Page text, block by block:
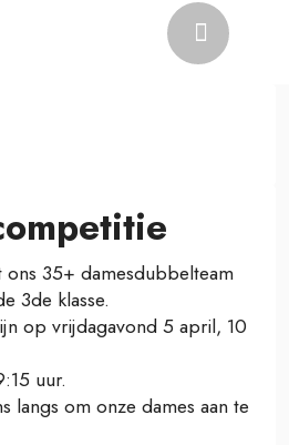
Next
35+ damesdubbelteam
3de klasse.
op vrijdagavond 5 april, 10
uur.
langs om onze dames aan te